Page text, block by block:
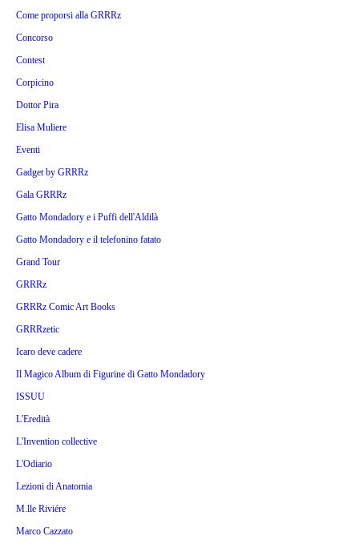
Come proporsi alla GRRRz
Concorso
Contest
Corpicino
Dottor Pira
Elisa Muliere
Eventi
Gadget by GRRRz
Gala GRRRz
Gatto Mondadory e i Puffi dell'Aldilà
Gatto Mondadory e il telefonino fatato
Grand Tour
GRRRz
GRRRz Comic Art Books
GRRRzetic
Icaro deve cadere
Il Magico Album di Figurine di Gatto Mondadory
ISSUU
L'Eredità
L'Invention collective
L'Odiario
Lezioni di Anatomia
M.lle Riviére
Marco Cazzato